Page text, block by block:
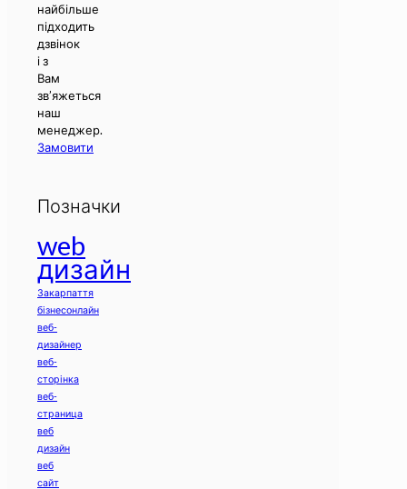
найбільше
підходить
дзвінок
і з
Вам
зв’яжеться
наш
менеджер.
Замовити
Позначки
web
дизайн
Закарпаття
бізнесонлайн
веб-
дизайнер
веб-
сторінка
веб-
страница
веб
дизайн
веб
сайт